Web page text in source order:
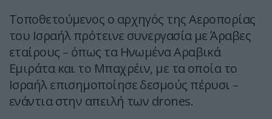
Τοποθετούμενος ο αρχηγός της Αεροπορίας
του Ισραήλ πρότεινε συνεργασία με Άραβες
εταίρους – όπως τα Ηνωμένα Αραβικά
Εμιράτα και το Μπαχρέιν, με τα οποία το
Ισραήλ επισημοποίησε δεσμούς πέρυσι –
ενάντια στην απειλή των drones.